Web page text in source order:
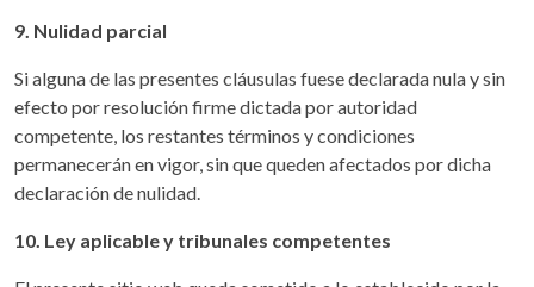
9. Nulidad parcial
Si alguna de las presentes cláusulas fuese declarada nula y sin
efecto por resolución firme dictada por autoridad
competente, los restantes términos y condiciones
permanecerán en vigor, sin que queden afectados por dicha
declaración de nulidad.
10. Ley aplicable y tribunales competentes